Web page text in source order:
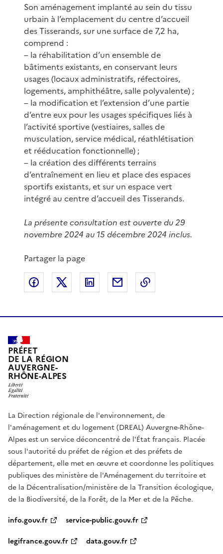
Son aménagement implanté au sein du tissu
urbain à l’emplacement du centre d’accueil
des Tisserands, sur une surface de 7,2 ha,
comprend :
– la réhabilitation d’un ensemble de
bâtiments existants, en conservant leurs
usages (locaux administratifs, réfectoires,
logements, amphithéâtre, salle polyvalente) ;
– la modification et l’extension d’une partie
d’entre eux pour les usages spécifiques liés à
l’activité sportive (vestiaires, salles de
musculation, service médical, réathlétisation
et rééducation fonctionnelle) ;
– la création des différents terrains
d’entraînement en lieu et place des espaces
sportifs existants, et sur un espace vert
intégré au centre d’accueil des Tisserands.
La présente consultation est ouverte du 29
novembre 2024 au 15 décembre 2024 inclus.
Partager la page
Partager sur Facebook
Partager sur XPartager sur LinkedIn
Partager par email
PRÉFET
DE LA RÉGION
AUVERGNE-
RHÔNE-ALPES
La Direction régionale de l'environnement, de
l'aménagement et du logement (DREAL) Auvergne-Rhône-
Alpes est un service déconcentré de l'État français. Placée
sous l'autorité du préfet de région et des préfets de
département, elle met en œuvre et coordonne les politiques
publiques des ministère de l'Aménagement du territoire et
de la Décentralisation/ministère de la Transition écologique,
de la Biodiversité, de la Forêt, de la Mer et de la Pêche.
info.gouv.fr
service-public.gouv.fr
legifrance.gouv.fr
data.gouv.fr